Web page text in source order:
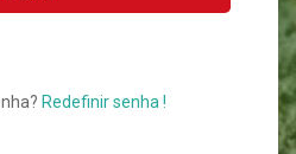
Redefinir senha !